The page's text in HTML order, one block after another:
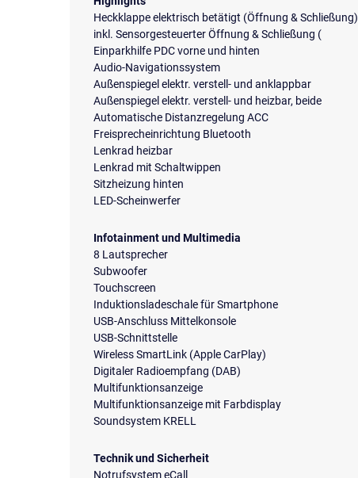
Heckklappe elektrisch betätigt (Öffnung & Schließung)
inkl. Sensorgesteuerter Öffnung & Schließung (
Einparkhilfe PDC vorne und hinten
Audio-Navigationssystem
Außenspiegel elektr. verstell- und anklappbar
Außenspiegel elektr. verstell- und heizbar, beide
Automatische Distanzregelung ACC
Freisprecheinrichtung Bluetooth
Lenkrad heizbar
Lenkrad mit Schaltwippen
Sitzheizung hinten
LED-Scheinwerfer
Infotainment und Multimedia
8 Lautsprecher
Subwoofer
Touchscreen
Induktionsladeschale für Smartphone
USB-Anschluss Mittelkonsole
USB-Schnittstelle
Wireless SmartLink (Apple CarPlay)
Digitaler Radioempfang (DAB)
Multifunktionsanzeige
Multifunktionsanzeige mit Farbdisplay
Soundsystem KRELL
Technik und Sicherheit
Notrufsystem eCall